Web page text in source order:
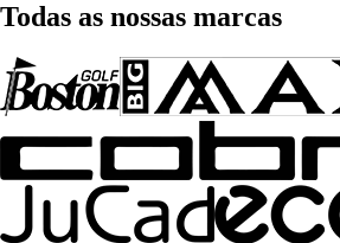
Todas as nossas marcas